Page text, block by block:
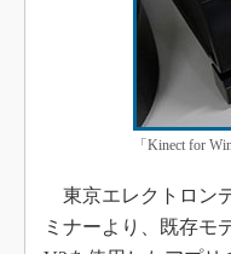
「Kinect for
東京エレクトロン
ミナーより、既存モ